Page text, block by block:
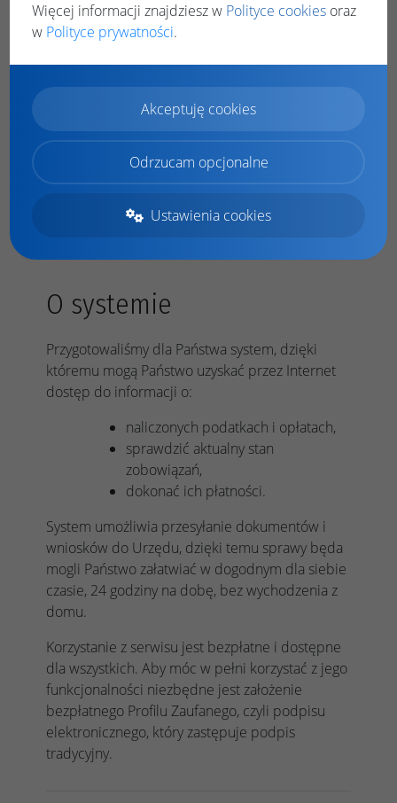
Zestawienie płatności
Dokonywanie płatności
Płatność Blue Media
Dokonane wpłaty
Tryb demo
Powiadomienia
Moje dane
O systemie
Przygotowaliśmy dla Państwa system, dzięki
któremu mogą Państwo uzyskać przez Internet
dostęp do informacji o:
naliczonych podatkach i opłatach,
sprawdzić aktualny stan
zobowiązań,
dokonać ich płatności.
System umożliwia przesyłanie dokumentów i
wniosków do Urzędu, dzięki temu sprawy będa
mogli Państwo załatwiać w dogodnym dla siebie
czasie, 24 godziny na dobę, bez wychodzenia z
domu.
Korzystanie z serwisu jest bezpłatne i dostępne
dla wszystkich. Aby móc w pełni korzystać z jego
funkcjonalności niezbędne jest założenie
bezpłatnego Profilu Zaufanego, czyli podpisu
elektronicznego, który zastępuje podpis
tradycyjny.
Więcej informacji znajdziesz w Polityce cookies oraz
w Polityce prywatności.
Akceptuję cookies
Odrzucam opcjonalne
Ustawienia cookies